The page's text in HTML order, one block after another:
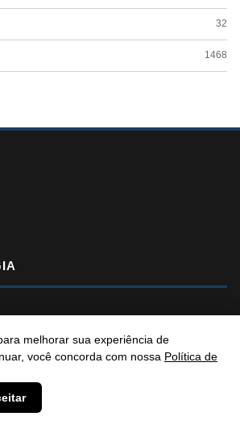
melhorar sua experiência de
você concorda com nossa Política de
32
1468
e resolver os problemas dos alunos de
à vontade para entrar em contato, estamos